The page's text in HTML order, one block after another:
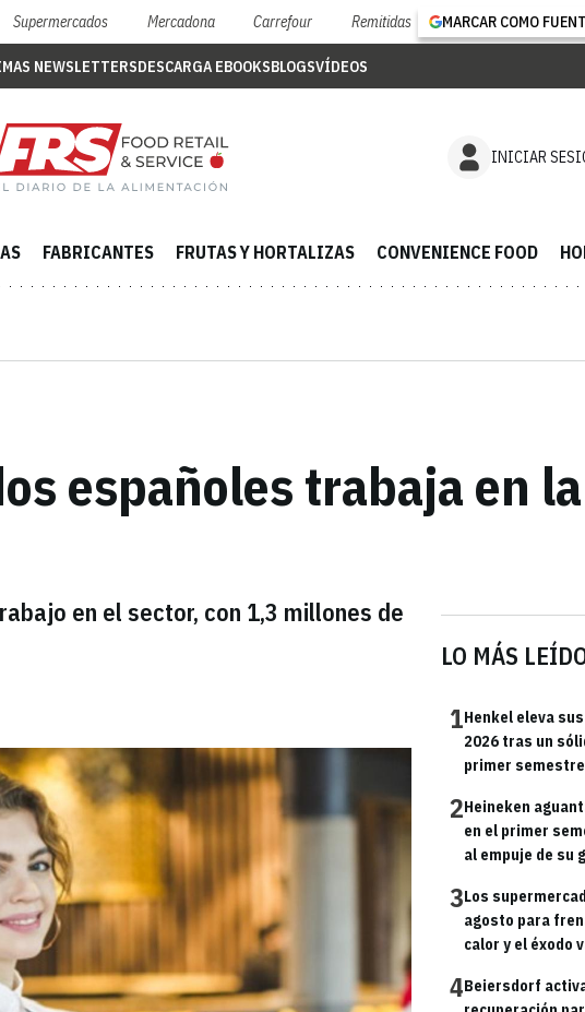
Supermercados Mercadona Carrefour Remitidas MARCAR COMO
NEWSLETTERSDESCARGA EBOOKSBLOGSVÍDEOS
INICIAR
FABRICANTES FRUTAS Y HORTALIZAS CONVENIENCE FOOD
españoles trabaja en la
en el sector, con 1,3 millones de
LO MÁS
1Henkel eleva
2026 tras un
primer semestre
2Heineken
en el primer
al empuje de su
3Los
agosto para
calor y el éxodo
4Beiersdorf